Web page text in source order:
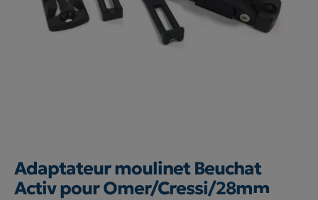
Adaptateur moulinet Beuchat
Activ pour Omer/Cressi/28mm